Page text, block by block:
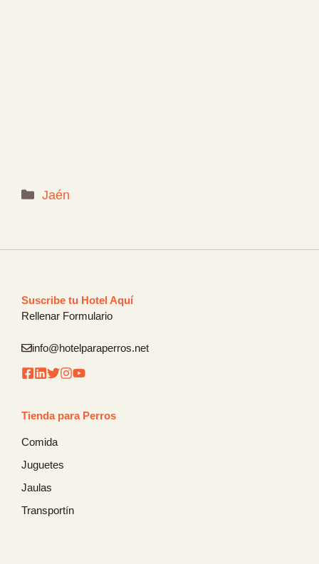
Categorías
Jaén
Suscribe tu Hotel Aquí
Rellenar Formulario
info@hotelparaperros.net
Tienda para Perros
Comida
Juguetes
Jaulas
Transportín